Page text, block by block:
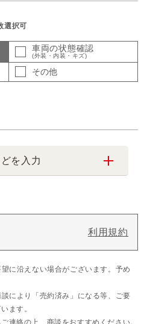
選択可
車両の状態確認
(外装・内装・キズ)
その他
を入力
利用規約
に沿えない場合がございます。予め
により「売約済み」になる等、ご要
ます。
連絡の上、商談をおすすめください。